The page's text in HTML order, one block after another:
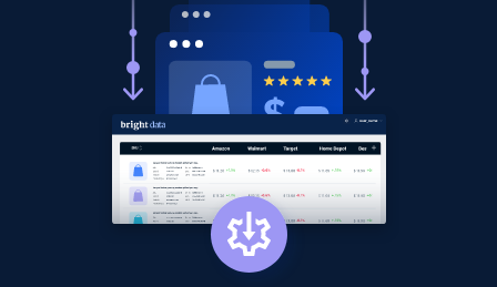
Reviews count shop, Reviews count item, Initial
price, and more.
1.9K+ 323+ Comece agora
Etsy - Collect data on products using
specified keywords
URL, Product id, Listing inventory id, Title, Rating,